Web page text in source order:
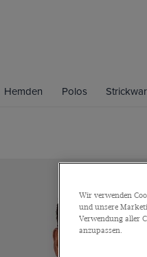
Hemden Polos
Wir verwenden
und unsere
Verwendung aller
anzupassen.